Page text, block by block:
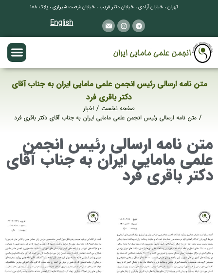
تهران ، خیابان آزادی ، خیابان دکتر قریب ، خیابان فرصت شیرازی ، پلاک ۱۰۸
English
متن نامه ارسالی رئیس انجمن علمی مامایی ایران به جناب آقای
دکتر باقری فرد
صفحه نخست
اخبار
متن نامه ارسالی رئیس انجمن علمی مامایی ایران به جناب آقای دکتر باقری فرد
متن نامه ارسالی رئیس انجمن
علمی مامایی ایران به جناب آقای
دکتر باقری فرد